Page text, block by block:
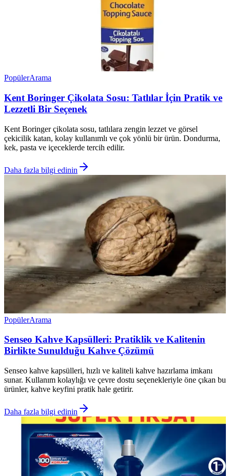
PopülerArama
Kent Boringer Çikolata Sosu: Tatlılar İçin Pratik ve
Lezzetli Bir Seçenek
Kent Boringer çikolata sosu, tatlılara zengin lezzet ve görsel
çekicilik katan, kolay kullanımlı ve çok yönlü bir ürün. Dondurma,
kek, pasta ve içeceklerde tercih edilir.
Daha fazla bilgi edinin
PopülerArama
Senseo Kahve Kapsülleri: Pratiklik ve Kalitenin
Birlikte Sunulduğu Kahve Çözümü
Senseo kahve kapsülleri, hızlı ve kaliteli kahve hazırlama imkanı
sunar. Kullanım kolaylığı ve çevre dostu seçenekleriyle öne çıkan bu
ürünler, kahve keyfini pratik hale getirir.
Daha fazla bilgi edinin